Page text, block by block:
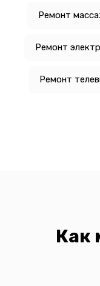
Ремонт
Ремонт
Ремонт
Как